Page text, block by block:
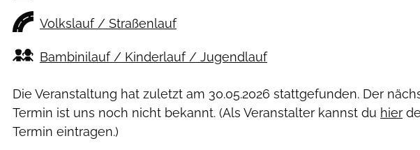
Volkslauf / Straßenlauf
Bambinilauf / Kinderlauf / Jugendlauf
Die Veranstaltung hat zuletzt am 30.05.2026 stattgefunden. Der
Termin ist uns noch nicht bekannt. (Als Veranstalter kannst du hier
Termin eintragen.)